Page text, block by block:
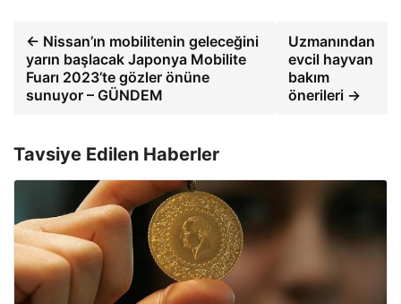
← Nissan’ın mobilitenin geleceğini
yarın başlacak Japonya Mobilite
Fuarı 2023’te gözler önüne
sunuyor – GÜNDEM
Uzmanından
evcil hayvan
bakım
önerileri →
Tavsiye Edilen Haberler